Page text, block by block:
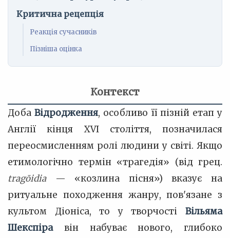
Критична рецепція
Реакція сучасників
Пізніша оцінка
Контекст
Доба Відродження, особливо її пізній етап у
Англії кінця XVI століття, позначилася
переосмисленням ролі людини у світі. Якщо
етимологічно термін «трагедія» (від грец.
tragōidia— «козлина пісня») вказує на
ритуальне походження жанру, пов'язане з
культом Діоніса, то у творчості Вільяма
Шекспіравін набуває нового, глибоко